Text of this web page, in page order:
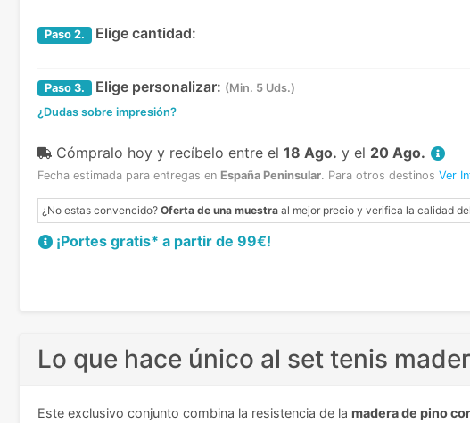
Paso 2. Elige cantidad:
Paso 3. Elige personalizar: (Min. 5 Uds.)
¿Dudas sobre impresión?
Cómpralo hoy y recíbelo entre el 18 Ago. y el 20 Ago.
Fecha estimada para entregas en España Peninsular. Para otros destinos Ver
¿No estas convencido? Oferta de una muestra al mejor precio y verifica la calidad
¡Portes gratis* a partir de 99€!
Lo que hace único al set tenis
Este exclusivo conjunto combina la resistencia de la madera de pino